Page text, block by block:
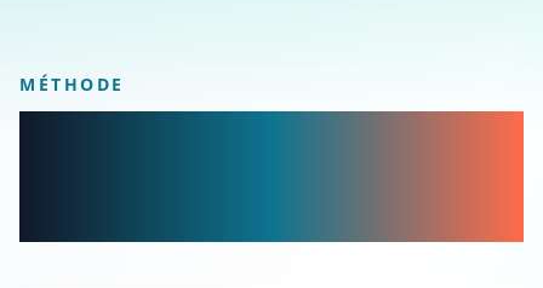
MÉTHODE